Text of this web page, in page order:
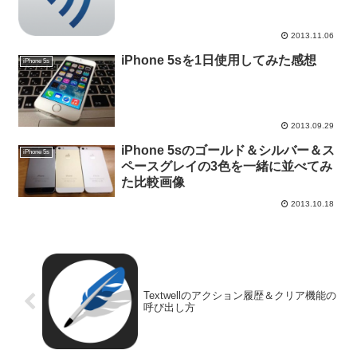
2013.11.06
iPhone 5s iPhone 5sを1日使用してみた感想
2013.09.29
iPhone 5s
iPhone 5sのゴールド＆シルバー＆ス
ペースグレイの3色を一緒に並べてみ
た比較画像
2013.10.18
Textwellのアクション履歴＆クリア機能の
呼び出し方